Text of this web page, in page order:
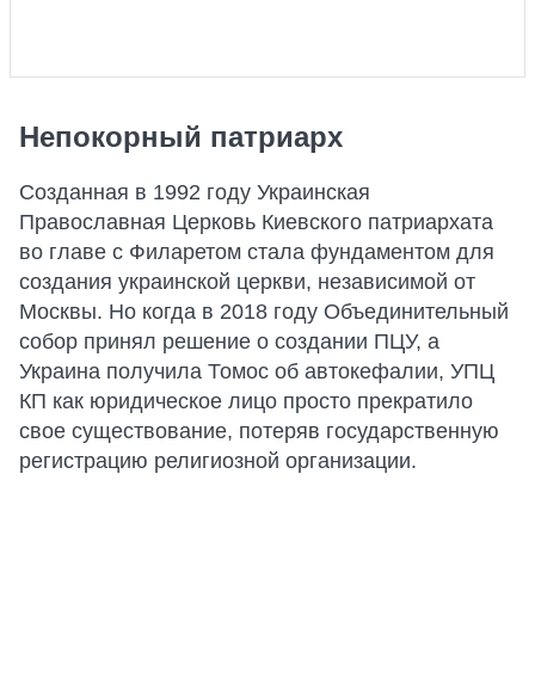
Непокорный патриарх
Созданная в 1992 году Украинская
Православная Церковь Киевского патриархата
во главе с Филаретом стала фундаментом для
создания украинской церкви, независимой от
Москвы. Но когда в 2018 году Объединительный
собор принял решение о создании ПЦУ, а
Украина получила Томос об автокефалии, УПЦ
КП как юридическое лицо просто прекратило
свое существование, потеряв государственную
регистрацию религиозной организации.